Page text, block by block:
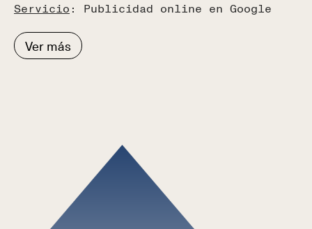
Servicio : Publicidad online en Google
Ver más